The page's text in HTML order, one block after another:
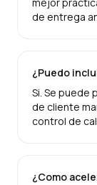
mejor
de entrega
¿Puedo
Si. Se puede
de cliente
control de
¿Como